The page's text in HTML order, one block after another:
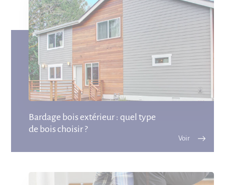
Bardage bois extérieur : quel type
de bois choisir ?